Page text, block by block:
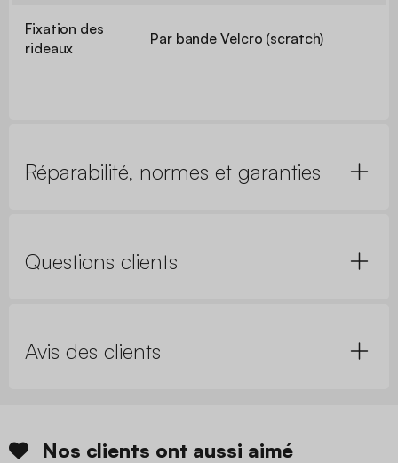
Fixation des
rideaux
Par bande Velcro (scratch)
Réparabilité, normes et garanties
Questions clients
Avis des clients
Nos clients ont aussi aimé